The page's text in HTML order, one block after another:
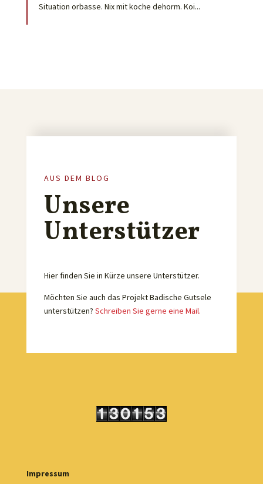
Situation orbasse. Nix mit koche dehorm. Koi...
AUS DEM BLOG
Unsere
Unterstützer
Hier finden Sie in Kürze unsere Unterstützer.
Möchten Sie auch das Projekt Badische Gutsele
unterstützen? Schreiben Sie gerne eine Mail.
Impressum